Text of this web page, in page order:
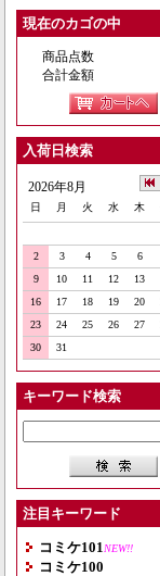
現在のカゴの中
商品点数
合計金額
入荷日検索
2026年8月
日 月 火 水 木
2
3 4 5 6
9
10 11 12 13
16
17 18 19 20
23
24 25 26 27
30
31
キーワード検索
注目キーワード
コミケ101 NEW!!
コミケ100